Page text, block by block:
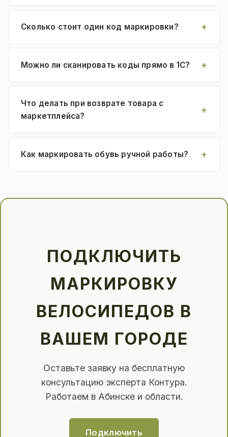
Сколько стоит один код маркировки?
Можно ли сканировать коды прямо в 1С?
Что делать при возврате товара с
маркетплейса?
Как маркировать обувь ручной работы?
ПОДКЛЮЧИТЬ
МАРКИРОВКУ
ВЕЛОСИПЕДОВ В
ВАШЕМ ГОРОДЕ
Оставьте заявку на бесплатную
консультацию эксперта Контура.
Работаем в Абинске и области.
Подключить